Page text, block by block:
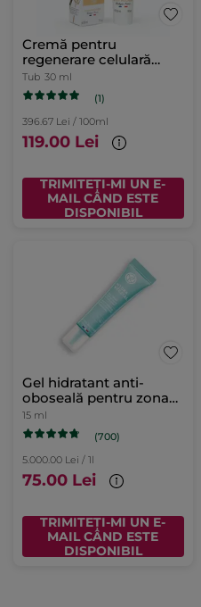
Cremă pentru
regenerare celulară
intensă
Tub 30 ml
(1)
396.67 Lei / 100ml
119.00 Lei
TRIMITEȚI-MI UN E-
MAIL CÂND ESTE
DISPONIBIL
Gel hidratant anti-
oboseală pentru zona
ochilor
15 ml
(700)
5.000.00 Lei / 1l
75.00 Lei
TRIMITEȚI-MI UN E-
MAIL CÂND ESTE
DISPONIBIL